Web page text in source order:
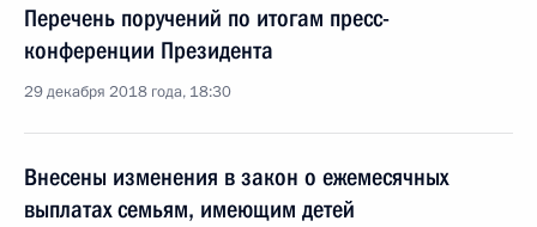
Перечень поручений по итогам пресс-
конференции Президента
29 декабря 2018 года, 18:30
Внесены изменения в закон о ежемесячных
выплатах семьям, имеющим детей